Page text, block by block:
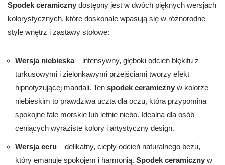
Spodek ceramiczny dostępny jest w dwóch pięknych wersjach
kolorystycznych, które doskonale wpasują się w różnorodne
style wnętrz i zastawy stołowe:
Wersja niebieska– intensywny, głęboki odcień błękitu z
turkusowymi i zielonkawymi przejściami tworzy efekt
hipnotyzującej mandali. Ten spodek ceramiczny w kolorze
niebieskim to prawdziwa uczta dla oczu, która przypomina
spokojne fale morskie lub letnie niebo. Idealna dla osób
ceniących wyraziste kolory i artystyczny design.
Wersja ecru – delikatny, ciepły odcień naturalnego beżu,
który emanuje spokojem i harmonią. Spodek ceramiczny w